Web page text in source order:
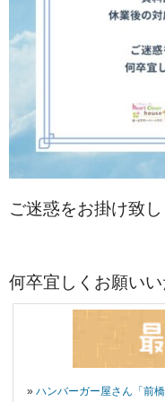
ご迷惑をお掛け致し
何卒宜しくお願い
» ハンバーガー屋さん「前